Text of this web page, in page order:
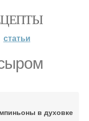
статьи
в духовке